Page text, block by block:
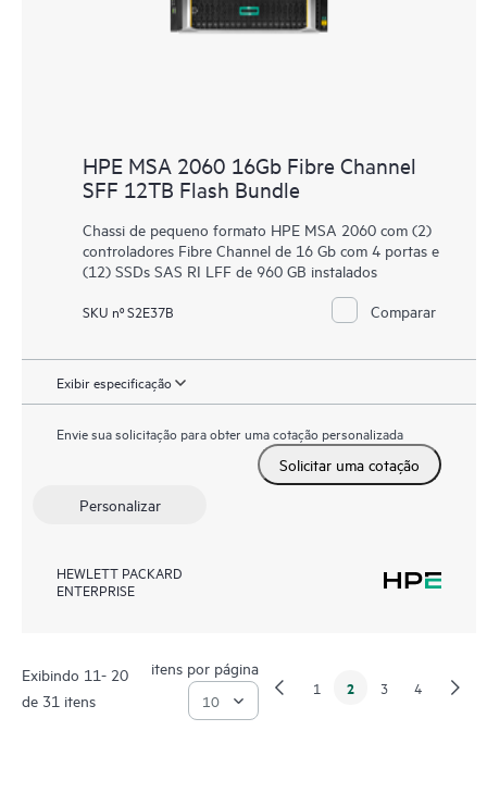
HPE MSA 2060 16Gb Fibre Channel
SFF 12TB Flash Bundle
Chassi de pequeno formato HPE MSA 2060 com (2)
controladores Fibre Channel de 16 Gb com 4 portas e
(12) SSDs SAS RI LFF de 960 GB instalados
SKU nº S2E37B Comparar
Exibir especificação
Envie sua solicitação para obter uma cotação personalizada
Solicitar uma cotação
Personalizar
HEWLETT PACKARD
ENTERPRISE
Exibindo 11- 20
de 31 itens
itens por página
1 2 3 4